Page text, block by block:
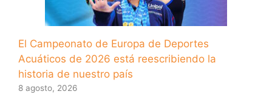
El Campeonato de Europa de Deportes
Acuáticos de 2026 está reescribiendo la
historia de nuestro país
8 agosto, 2026